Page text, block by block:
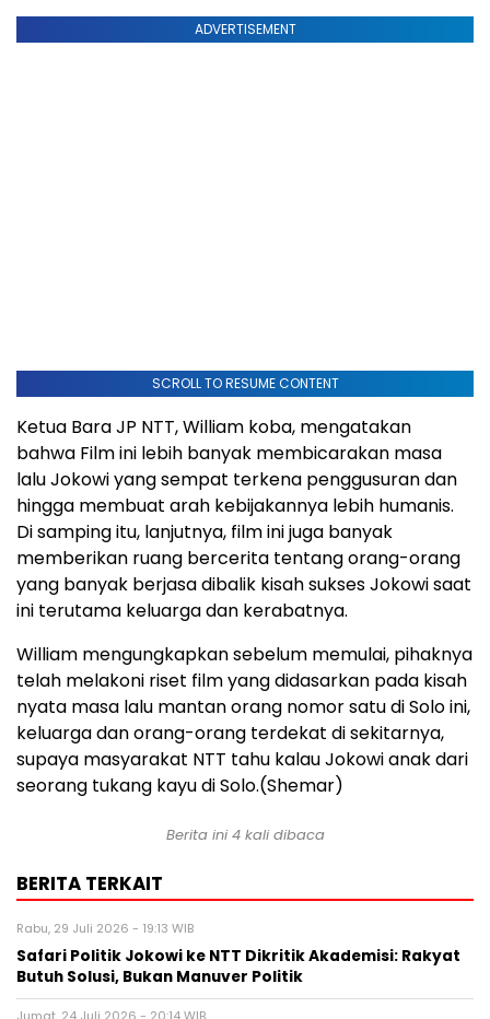
ADVERTISEMENT
SCROLL TO RESUME CONTENT
Ketua Bara JP NTT, William koba, mengatakan
bahwa Film ini lebih banyak membicarakan masa
lalu Jokowi yang sempat terkena penggusuran dan
hingga membuat arah kebijakannya lebih humanis.
Di samping itu, lanjutnya, film ini juga banyak
memberikan ruang bercerita tentang orang-orang
yang banyak berjasa dibalik kisah sukses Jokowi saat
ini terutama keluarga dan kerabatnya.
William mengungkapkan sebelum memulai, pihaknya
telah melakoni riset film yang didasarkan pada kisah
nyata masa lalu mantan orang nomor satu di Solo ini,
keluarga dan orang-orang terdekat di sekitarnya,
supaya masyarakat NTT tahu kalau Jokowi anak dari
seorang tukang kayu di Solo.(Shemar)
Berita ini 4 kali dibaca
BERITA TERKAIT
Rabu, 29 Juli 2026 - 19:13 WIB
Safari Politik Jokowi ke NTT Dikritik Akademisi: Rakyat
Butuh Solusi, Bukan Manuver Politik